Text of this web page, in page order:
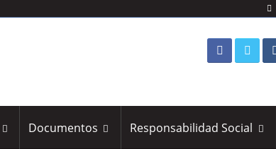
Documentos Responsabilidad Social